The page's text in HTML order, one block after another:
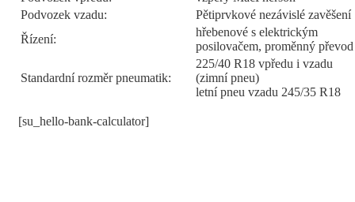
Podvozek vzadu:
Pětiprvkové nezávislé zavěšení
Řízení:
hřebenové s elektrickým
posilovačem, proměnný převod
Standardní rozměr pneumatik:
225/40 R18 vpředu i vzadu
(zimní pneu)
letní pneu vzadu 245/35 R18
[su_hello-bank-calculator]